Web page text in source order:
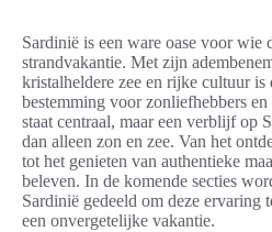
Sardinië is een ware oase voor wie
strandvakantie. Met zijn
kristalheldere zee en rijke cultuur is
bestemming voor zonliefhebbers
staat centraal, maar een verblijf op
dan alleen zon en zee. Van het
tot het genieten van authentieke
beleven. In de komende secties
Sardinië gedeeld om deze ervaring
een onvergetelijke vakantie.